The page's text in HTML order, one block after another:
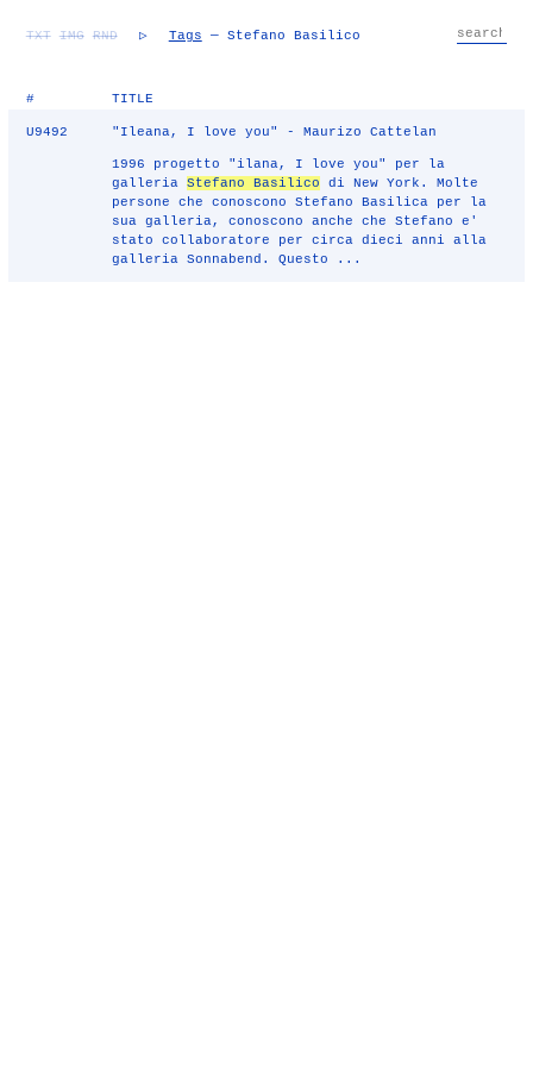
TXT IMG RND ▷ Tags — Stefano Basilico
# TITLE
U9492 "Ileana, I love you" - Maurizo Cattelan
1996 progetto "ilana, I love you" per la
galleriaStefano Basilico di New York. Molte
persone che conoscono Stefano Basilica per la
sua galleria, conoscono anche che Stefano e'
stato collaboratore per circa dieci anni alla
galleria Sonnabend. Questo ...